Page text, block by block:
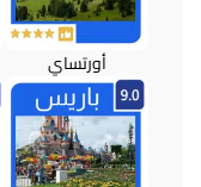
أورتساي